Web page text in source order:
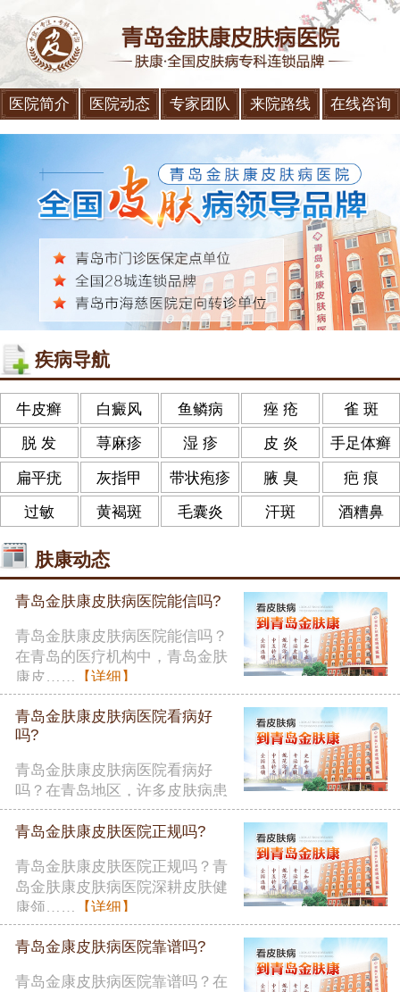
医院简介 医院动态 专家团队 来院路线 在线咨询
疾病导航
牛皮癣 白癜风 鱼鳞病 痤 疮 雀 斑
脱 发 荨麻疹 湿 疹 皮 炎 手足体癣
扁平疣 灰指甲 带状疱疹 腋 臭 疤 痕
过敏 黄褐斑 毛囊炎 汗斑 酒糟鼻
肤康动态
青岛金肤康皮肤病医院能信吗?
青岛金肤康皮肤病医院能信吗？
在青岛的医疗机构中，青岛金肤
康皮…… 【详细】
青岛金肤康皮肤病医院看病好
吗?
青岛金肤康皮肤病医院看病好
吗？在青岛地区，许多皮肤病患
者在……【详细】
青岛金肤康皮肤医院正规吗?
青岛金肤康皮肤医院正规吗？青
岛金肤康皮肤病医院深耕皮肤健
康领…… 【详细】
青岛金康皮肤病医院靠谱吗?
青岛金康皮肤病医院靠谱吗？在